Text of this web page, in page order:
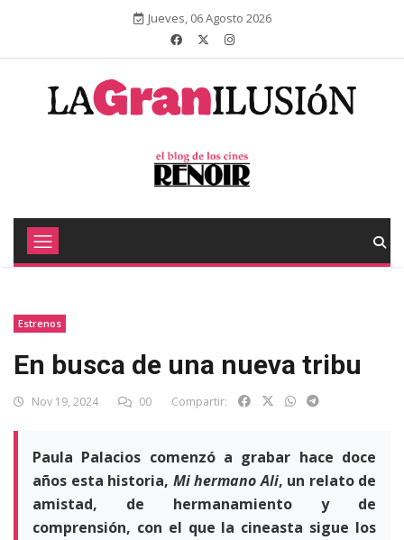
Jueves, 06 Agosto 2026
Estrenos
En busca de una nueva tribu
Nov 19, 2024 00 Compartir:
Paula Palacios comenzó a grabar hace doce
años esta historia, Mi hermano Ali, un relato de
amistad, de hermanamiento y de
comprensión, con el que la cineasta sigue los